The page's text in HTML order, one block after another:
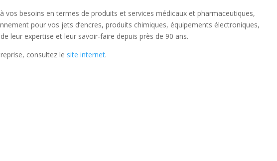
vos besoins en termes de produits et services médicaux et pharmaceutiques,
pour vos jets d’encres, produits chimiques, équipements électroniques,
leur expertise et leur savoir-faire depuis près de 90 ans.
consultez le site internet.